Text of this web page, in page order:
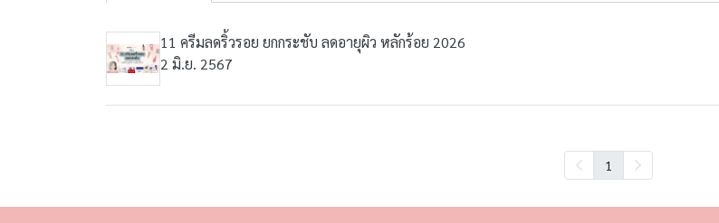
11 ครีมลดริ้วรอย ยกกระชับ ลดอายุผิว หลักร้อย 2026
2 มิ.ย. 2567
1